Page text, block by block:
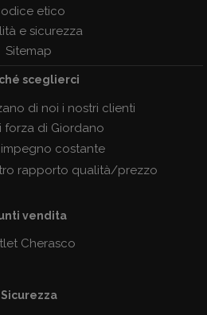
etico
e sicurezza
Sitemap
sceglierci
di noi i nostri clienti
forza di Giordano
impegno costante
rapporto qualità/prezzo
vendita
Cherasco
Sicurezza